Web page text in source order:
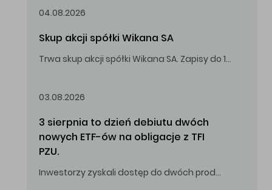
04.08.2026
Skup akcji spółki Wikana SA
Trwa skup akcji spółki Wikana SA. Zapisy do 14.08.2026 r. do godz. 16.00.
03.08.2026
3 sierpnia to dzień debiutu dwóch
nowych ETF-ów na obligacje z TFI
PZU.
Inwestorzy zyskali dostęp do dwóch produktów umożliwiających inwestowanie w obligacje skarbowe.